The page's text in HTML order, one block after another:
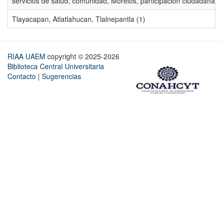
Tlayacapan, Atlatlahucan, Tlalnepantla (1)
RIAA UAEM copyright © 2025-2026
Biblioteca Central Universitaria
Contacto | Sugerencias